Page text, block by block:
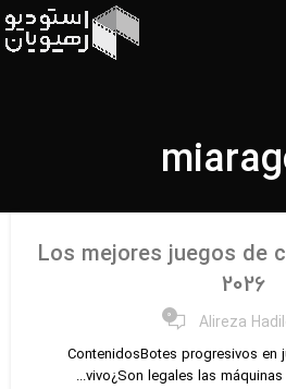
Los mejores juegos de
2026
Alireza ۰
ContenidosBotes progresivos en
vivo¿Son legales las máquinas